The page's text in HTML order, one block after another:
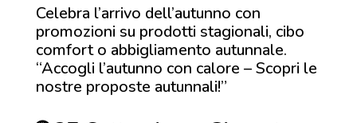
Celebra l’arrivo dell’autunno con
promozioni su prodotti stagionali, cibo
comfort o abbigliamento autunnale.
“Accogli l’autunno con calore – Scopri le
nostre proposte autunnali!”